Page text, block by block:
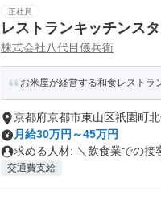
正社員
レストランキッチンス
株式会社八代目儀兵衛
お米屋が経営する和食レストラ
京都府京都市東山区祇園町
月給30万円～45万円
求める人材: ＼飲食業での接
交通費支給